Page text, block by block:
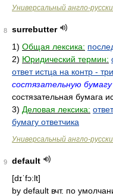
Универсальный англо-
8
surrebutter
1) Общая лексика:
2) Юридический термин:
ответ истца на контр -
состязательную
состязательная бумага
3) Деловая лексика:
бумагу ответчика
Универсальный англо-
9
default
[dɪˈfɔ:lt]
by default вчт. по